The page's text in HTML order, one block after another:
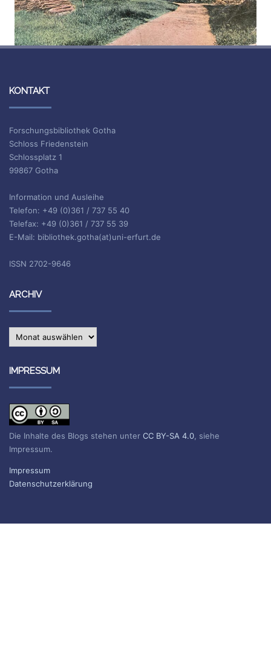
KONTAKT
Forschungsbibliothek Gotha
Schloss Friedenstein
Schlossplatz 1
99867 Gotha
Information und Ausleihe
Telefon: +49 (0)361 / 737 55 40
Telefax: +49 (0)361 / 737 55 39
E-Mail: bibliothek.gotha(at)uni-erfurt.de
ISSN 2702-9646
ARCHIV
Archiv
IMPRESSUM
Die Inhalte des Blogs stehen unter CC BY-SA 4.0 , siehe
Impressum.
Impressum
Datenschutzerklärung